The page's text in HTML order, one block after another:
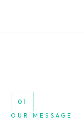
01
OUR MESSAGE